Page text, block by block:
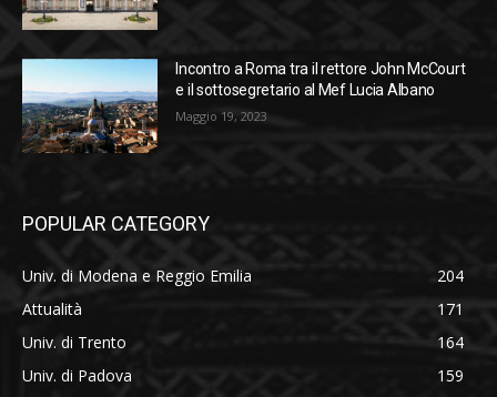
Incontro a Roma tra il rettore John McCourt
e il sottosegretario al Mef Lucia Albano
Maggio 19, 2023
POPULAR CATEGORY
Univ. di Modena e Reggio Emilia
204
Attualità
171
Univ. di Trento
164
Univ. di Padova
159